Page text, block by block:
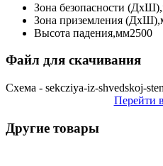
Зона безопасности
Зона приземления
Высота падения,мм2500
Файл для скачивания
Схема - sekcziya-iz-shvedskoj-
Перейти
Другие товары